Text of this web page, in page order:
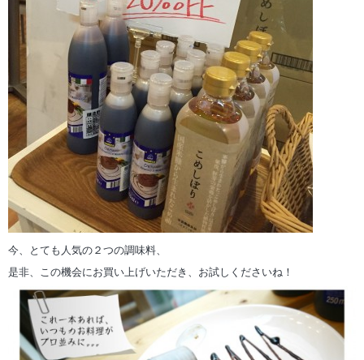
今、とても人気の２つの調味料、
是非、この機会にお買い上げいただき、お試しくださいね！